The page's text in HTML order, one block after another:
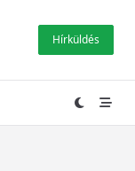
Hírküldés